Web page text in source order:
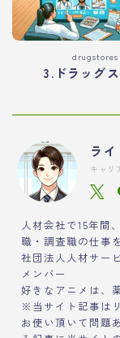
drugstores
3.ドラッグ
ライ
キャリ
人材会社で15年間
職・調査職の仕事
社団法人人材サー
メンバー
好きなアニメは、
※当サイト記事は
お使い頂いて問題